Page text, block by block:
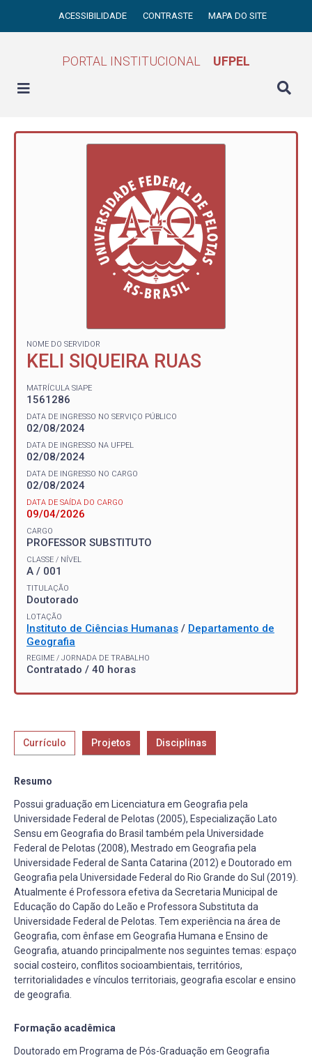
ACESSIBILIDADE CONTRASTE MAPA DO SITE
PORTAL INSTITUCIONAL UFPEL
NOME DO SERVIDOR
KELI SIQUEIRA RUAS
MATRÍCULA SIAPE
1561286
DATA DE INGRESSO NO SERVIÇO PÚBLICO
02/08/2024
DATA DE INGRESSO NA UFPEL
02/08/2024
DATA DE INGRESSO NO CARGO
02/08/2024
DATA DE SAÍDA DO CARGO
09/04/2026
CARGO
PROFESSOR SUBSTITUTO
CLASSE / NÍVEL
A / 001
TITULAÇÃO
Doutorado
LOTAÇÃO
Instituto de Ciências Humanas / Departamento de
Geografia
REGIME / JORNADA DE TRABALHO
Contratado / 40 horas
Currículo Projetos Disciplinas
Resumo
Possui graduação em Licenciatura em Geografia pela
Universidade Federal de Pelotas (2005), Especialização Lato
Sensu em Geografia do Brasil também pela Universidade
Federal de Pelotas (2008), Mestrado em Geografia pela
Universidade Federal de Santa Catarina (2012) e Doutorado em
Geografia pela Universidade Federal do Rio Grande do Sul (2019).
Atualmente é Professora efetiva da Secretaria Municipal de
Educação do Capão do Leão e Professora Substituta da
Universidade Federal de Pelotas. Tem experiência na área de
Geografia, com ênfase em Geografia Humana e Ensino de
Geografia, atuando principalmente nos seguintes temas: espaço
social costeiro, conflitos socioambientais, territórios,
territorialidades e vínculos territoriais, geografia escolar e ensino
de geografia.
Formação acadêmica
Doutorado em Programa de Pós-Graduação em Geografia